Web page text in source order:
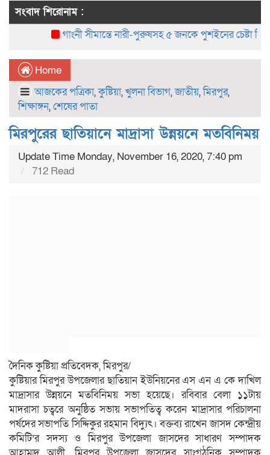
সংবাদ শিরোনাম :
গাংনী সীমান্তে নারী-পুরুষসহ ৫ জনকে পুশইনের চেষ্টা
Home
আজকের পত্রিকা,কুষ্টিয়া,খুলনা বিভাগ,জাতীয়,মিরপুর,
শিক্ষাঙ্গন,শেষের পাতা
মিরপুরের ছাতিয়ানে মাদ্রাসা উন্নয়নে মতবিনিময়
Update Time Monday, November 16, 2020, 7:40 pm
712 Read
দৈনিক কুষ্টিয়া প্রতিবেদক, মিরপুর/
কুষ্টিয়ার মিরপুর উপজেলার ছাতিয়ান ইউনিয়নের এস এন এ কে দাখিল
মাদ্রাসার উন্নয়নে মতবিনিময় সভা হয়েছে। রবিবার বেলা ১১টায়
মাদরাসা চত্বরে অনুষ্ঠিত সভায় সভাপতিত্ব করেন মাদ্রাসার পরিচালনা
পর্ষদের সভাপতি সিদ্দিকুর রহমান বিদ্যুৎ। বক্তব্য রাখেন জাসদ কেন্দ্রীয়
কমিটি’র সদস্য ও মিরপুর উপজেলা জাসদের সাধারণ সম্পাদক